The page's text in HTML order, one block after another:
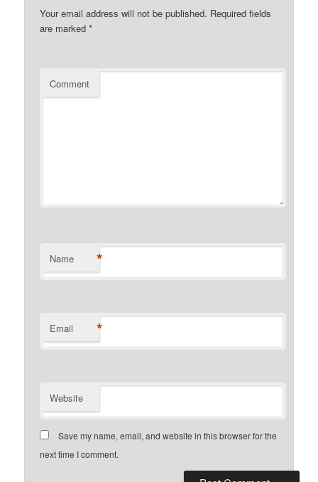
Your email address will not be published. Required fields
are marked*
Comment
Name *
Email *
Website
Save my name, email, and website in this browser for the
next time I comment.